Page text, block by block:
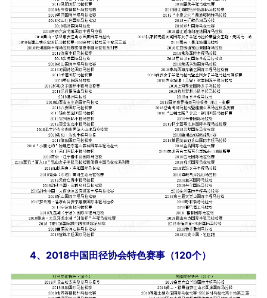
4、2018中国田径协会特色赛事（120个）